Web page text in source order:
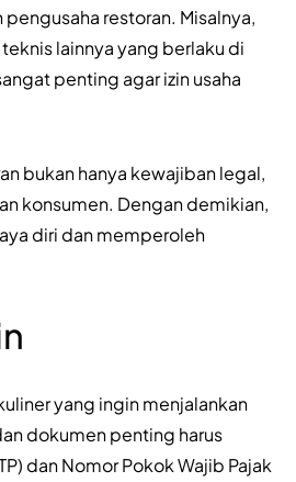
restoran. Misalnya,
lainnya yang berlaku di
penting agar izin usaha
bukan hanya kewajiban legal,
konsumen. Dengan demikian,
diri dan memperoleh
yang ingin menjalankan
dokumen penting harus
dan Nomor Pokok Wajib Pajak